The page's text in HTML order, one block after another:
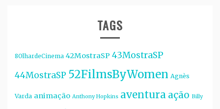
TAGS
8OlhardeCinema 42MostraSP 43MostraSP
44MostraSP 52FilmsByWomen Agnès
Varda animação Anthony Hopkins aventura ação Billy